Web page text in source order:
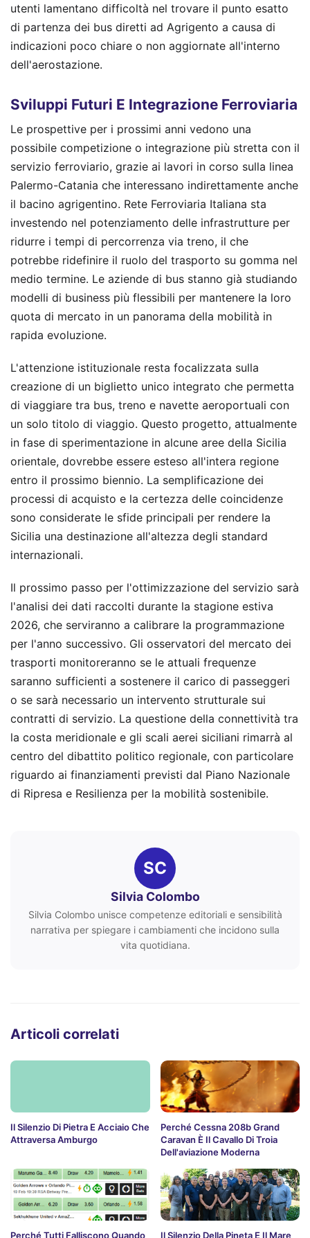
utenti lamentano difficoltà nel trovare il punto esatto
di partenza dei bus diretti ad Agrigento a causa di
indicazioni poco chiare o non aggiornate all'interno
dell'aerostazione.
Sviluppi Futuri E Integrazione Ferroviaria
Le prospettive per i prossimi anni vedono una
possibile competizione o integrazione più stretta con il
servizio ferroviario, grazie ai lavori in corso sulla linea
Palermo-Catania che interessano indirettamente anche
il bacino agrigentino. Rete Ferroviaria Italiana sta
investendo nel potenziamento delle infrastrutture per
ridurre i tempi di percorrenza via treno, il che
potrebbe ridefinire il ruolo del trasporto su gomma nel
medio termine. Le aziende di bus stanno già studiando
modelli di business più flessibili per mantenere la loro
quota di mercato in un panorama della mobilità in
rapida evoluzione.
L'attenzione istituzionale resta focalizzata sulla
creazione di un biglietto unico integrato che permetta
di viaggiare tra bus, treno e navette aeroportuali con
un solo titolo di viaggio. Questo progetto, attualmente
in fase di sperimentazione in alcune aree della Sicilia
orientale, dovrebbe essere esteso all'intera regione
entro il prossimo biennio. La semplificazione dei
processi di acquisto e la certezza delle coincidenze
sono considerate le sfide principali per rendere la
Sicilia una destinazione all'altezza degli standard
internazionali.
Il prossimo passo per l'ottimizzazione del servizio sarà
l'analisi dei dati raccolti durante la stagione estiva
2026, che serviranno a calibrare la programmazione
per l'anno successivo. Gli osservatori del mercato dei
trasporti monitoreranno se le attuali frequenze
saranno sufficienti a sostenere il carico di passeggeri
o se sarà necessario un intervento strutturale sui
contratti di servizio. La questione della connettività tra
la costa meridionale e gli scali aerei siciliani rimarrà al
centro del dibattito politico regionale, con particolare
riguardo ai finanziamenti previsti dal Piano Nazionale
di Ripresa e Resilienza per la mobilità sostenibile.
SC
Silvia Colombo
Silvia Colombo unisce competenze editoriali e sensibilità
narrativa per spiegare i cambiamenti che incidono sulla
vita quotidiana.
Articoli correlati
Il Silenzio Di Pietra E Acciaio Che
Attraversa Amburgo
Perché Cessna 208b Grand
Caravan È Il Cavallo Di Troia
Dell'aviazione Moderna
Perché Tutti Falliscono Quando Il Silenzio Della Pineta E Il Mare